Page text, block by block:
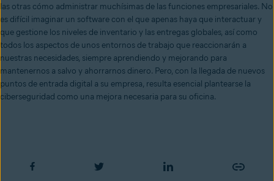
las otras cómo administrar muchísimas de las funciones empresariales. No
es difícil imaginar un software con el que apenas haya que interactuar y
que gestione los niveles de inventario y las entregas globales, así como
todos los aspectos de unos entornos de trabajo que reaccionarán a
nuestras necesidades, siempre aprendiendo y mejorando para
mantenernos a salvo y ahorrarnos dinero. Pero, con la llegada de nuevos
puntos de entrada digital a su empresa, resulta esencial plantearse la
ciberseguridad como una mejora necesaria para su oficina.